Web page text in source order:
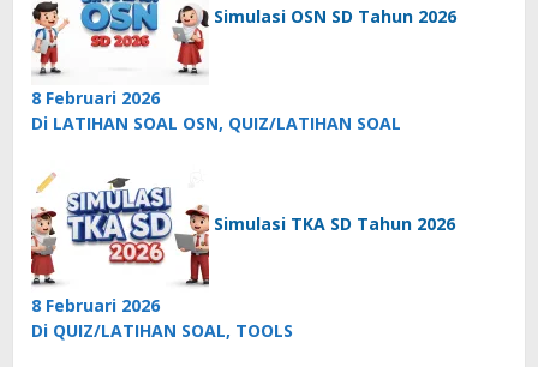
Simulasi OSN SD Tahun 2026
8 Februari 2026
Di LATIHAN SOAL OSN, QUIZ/LATIHAN SOAL
Simulasi TKA SD Tahun 2026
8 Februari 2026
Di QUIZ/LATIHAN SOAL, TOOLS